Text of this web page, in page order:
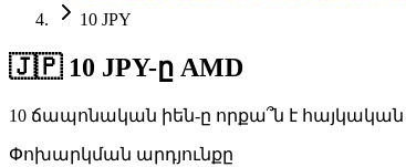
10 JPY
🇯🇵 10 JPY-ը AMD
10 ճապոնական իեն-ը որքա՞ն է
Փոխարկման արդյունքը